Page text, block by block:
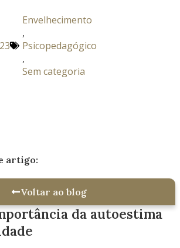
Envelhecimento
,
Psicopedagógico
,
Sem categoria
artigo:
Voltar ao blog
da autoestima